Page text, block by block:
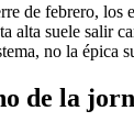
de febrero, los
alta suele
no la épica
de la